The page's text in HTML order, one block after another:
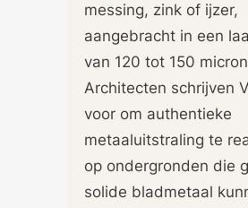
messing, zink of ijzer,
aangebracht in een
van 120 tot 150
Architecten schrijven
voor om authentieke
metaaluitstraling te
op ondergronden die
solide bladmetaal